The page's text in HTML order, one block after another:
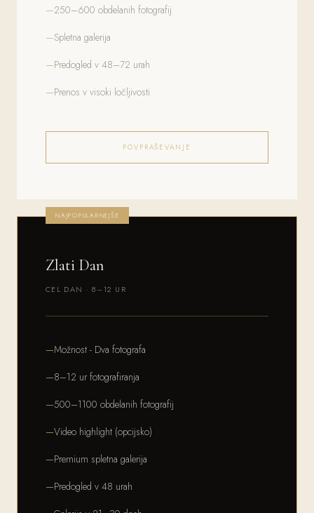
250–600 obdelanih fotografij
Spletna galerija
Predogled v 48–72 urah
Prenos v visoki ločljivosti
POVPRAŠEVANJE
NAJPOPULARNEJŠE
Zlati Dan
CEL DAN · 8–12 UR
Možnost - Dva fotografa
8–12 ur fotografiranja
500–1100 obdelanih fotografij
Video highlight (opcijsko)
Premium spletna galerija
Predogled v 48 urah